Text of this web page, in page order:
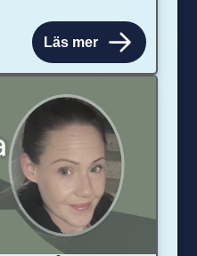
Läs mer